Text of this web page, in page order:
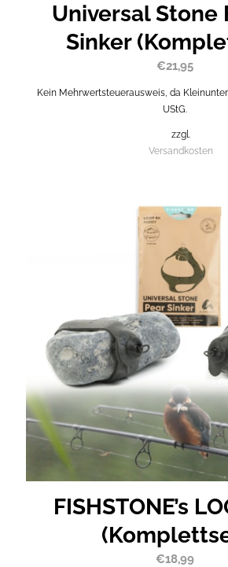
Universal Stone
Sinker
€21,95
Kein Mehrwertsteuerausweis, da
UStG.
zzgl.
Versandkosten
FISHSTONE’s
€18,99